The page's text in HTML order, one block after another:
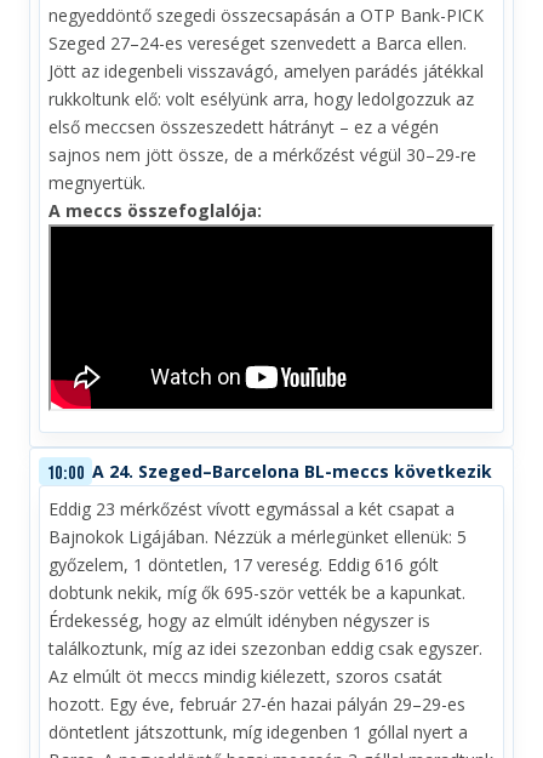
negyeddöntő szegedi összecsapásán a OTP Bank-PICK
Szeged 27–24-es vereséget szenvedett a Barca ellen.
Jött az idegenbeli visszavágó, amelyen parádés játékkal
rukkoltunk elő: volt esélyünk arra, hogy ledolgozzuk az
első meccsen összeszedett hátrányt – ez a végén
sajnos nem jött össze, de a mérkőzést végül 30–29-re
megnyertük.
A meccs összefoglalója:
10:00 A 24. Szeged–Barcelona BL-meccs következik
Eddig 23 mérkőzést vívott egymással a két csapat a
Bajnokok Ligájában. Nézzük a mérlegünket ellenük: 5
győzelem, 1 döntetlen, 17 vereség. Eddig 616 gólt
dobtunk nekik, míg ők 695-ször vették be a kapunkat.
Érdekesség, hogy az elmúlt idényben négyszer is
találkoztunk, míg az idei szezonban eddig csak egyszer.
Az elmúlt öt meccs mindig kiélezett, szoros csatát
hozott. Egy éve, február 27-én hazai pályán 29–29-es
döntetlent játszottunk, míg idegenben 1 góllal nyert a